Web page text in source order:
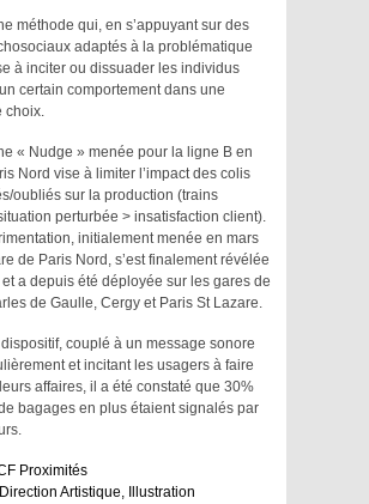
méthode qui, en s’appuyant sur des
adaptés à la problématique
à inciter ou dissuader les individus
certain comportement dans une
choix.
« Nudge » menée pour la ligne B en
Nord vise à limiter l’impact des colis
oubliés sur la production (trains
perturbée > insatisfaction client).
initialement menée en mars
de Paris Nord, s’est finalement révélée
a depuis été déployée sur les gares de
de Gaulle, Cergy et Paris St Lazare.
couplé à un message sonore
et incitant les usagers à faire
affaires, il a été constaté que 30%
bagages en plus étaient signalés par
Proximités
Direction Artistique, Illustration